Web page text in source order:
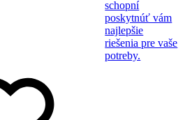
schopní
poskytnúť vám
najlepšie
riešenia pre vaše
potreby.